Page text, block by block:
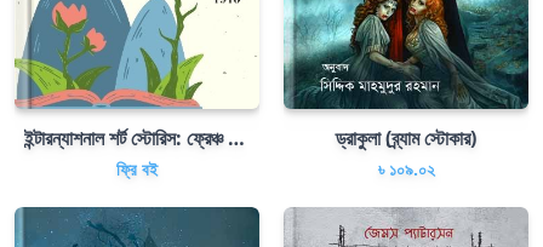
ইন্টারন্যাশনাল শর্ট স্টোরিস: ফ্রেঞ্চ স্টোরিস
ফ্রি বই
ড্রাকুলা (ব্র্যাম স্টোকার)
৳ ১০৯.০২